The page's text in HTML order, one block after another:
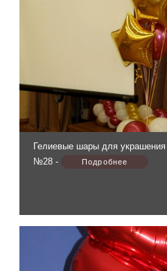
Гелиевые шары для украшения
№28 -